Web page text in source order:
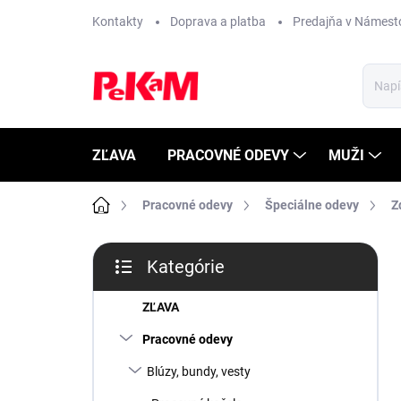
Kontakty Doprava a platba Predajňa v
ZĽAVA PRACOVNÉ ODEVY MUŽI
DomovPracovné odevy Špeciálne odevy
B
č
kategórie
Kategórie
ZĽAVA
Pracovné odevy
Blúzy, bundy, vesty